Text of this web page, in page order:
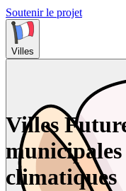
Soutenir le projet
Villes
Villes
climatiques